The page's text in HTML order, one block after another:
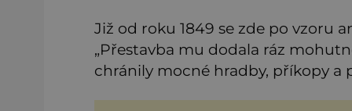
Již od roku 1849 se zde po vzoru
„Přestavba mu dodala ráz
chránily mocné hradby, příkopy a